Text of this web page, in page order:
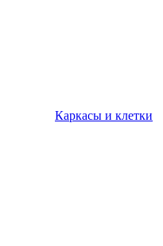
Каркасы и клетки